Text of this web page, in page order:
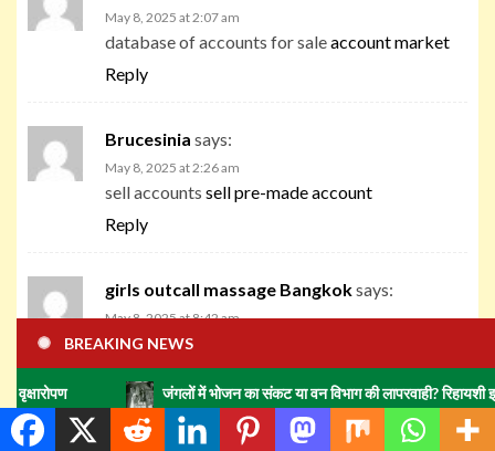
May 8, 2025 at 2:07 am
database of accounts for saleaccount market
Reply
Brucesinia says:
May 8, 2025 at 2:26 am
sell accounts sell pre-made account
Reply
girls outcall massage Bangkoksays:
May 8, 2025 at 8:42 am
646291 924100Id need to speak to you here.
Which is not some thing I do! I quite like reading
a post which will make people believe. Also,
numerous thanks permitting me to comment!
BREAKING NEWS
जंगलों में भोजन का संकट या वन विभाग की लापरवाही? रिहायशी इलाकों में